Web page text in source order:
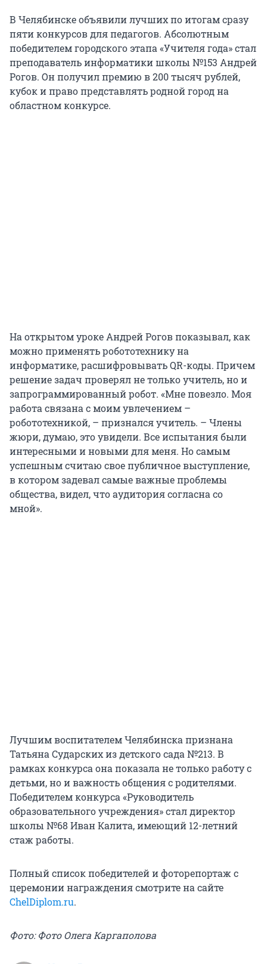
В Челябинске объявили лучших по итогам сразу
пяти конкурсов для педагогов. Абсолютным
победителем городского этапа «Учителя года» стал
преподаватель информатики школы №153 Андрей
Рогов. Он получил премию в 200 тысяч рублей,
кубок и право представлять родной город на
областном конкурсе.
На открытом уроке Андрей Рогов показывал, как
можно применять робототехнику на
информатике, расшифровывать QR-коды. Причем
решение задач проверял не только учитель, но и
запрограммированный робот. «Мне повезло. Моя
работа связана с моим увлечением –
робототехникой, – признался учитель. – Члены
жюри, думаю, это увидели. Все испытания были
интересными и новыми для меня. Но самым
успешным считаю свое публичное выступление,
в котором задевал самые важные проблемы
общества, видел, что аудитория согласна со
мной».
Лучшим воспитателем Челябинска признана
Татьяна Сударских из детского сада №213. В
рамках конкурса она показала не только работу с
детьми, но и важность общения с родителями.
Победителем конкурса «Руководитель
образовательного учреждения» стал директор
школы №68 Иван Калита, имеющий 12-летний
стаж работы.
Полный список победителей и фоторепортаж с
церемонии награждения смотрите на сайте
ChelDiplom.ru.
Фото: Фото Олега Каргаполова